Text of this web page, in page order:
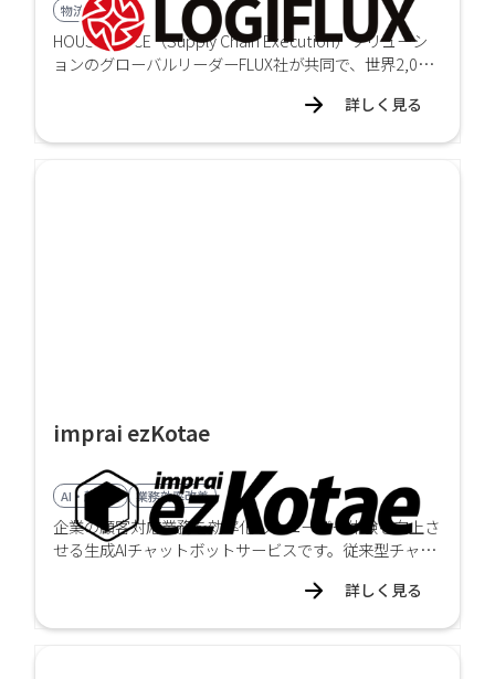
物流業界向け
HOUSEIとSCE（Supply Chain Execution）ソリューシ
ョンのグローバルリーダーFLUX社が共同で、世界2,000
詳しく見る
imprai ezKotae
AI・顔認証 業務効率改善
企業の顧客対応業務を効率化し、ユーザー体験を向上さ
せる生成AIチャットボットサービスです。従来型チャッ
詳しく見る